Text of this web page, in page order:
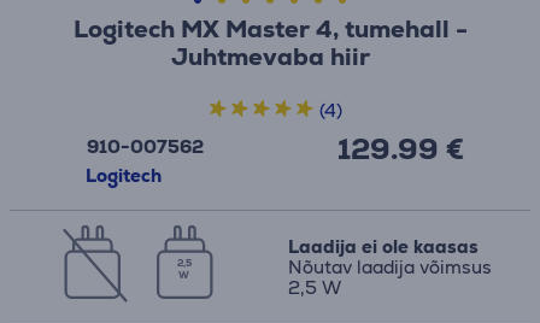
Logitech MX Master 4, tumehall -
Juhtmevaba hiir
910-007562
Logitech
129.99 €
(4)
2,5
W
Laadija ei ole kaasas
Nõutav laadija võimsus
2,5 W